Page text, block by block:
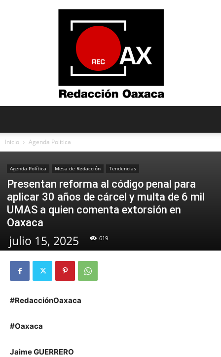
Oaxaca
Inicio Agenda Política
Agenda Política Mesa de Redacción Tendencias
Presentan reforma al código penal para
aplicar 30 años de cárcel y multa de 6 mil
UMAS a quien comenta extorsión en
Oaxaca
julio 15, 2025 619
#RedacciónOaxaca
#Oaxaca
Jaime GUERRERO